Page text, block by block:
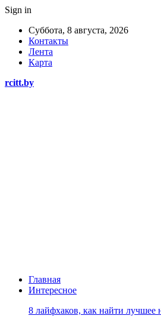
Sign in
Суббота, 8 августа, 2026
Контакты
Лента
Карта
rcitt.by
Главная
Интересное
8 лайфхаков, как найти лучшее